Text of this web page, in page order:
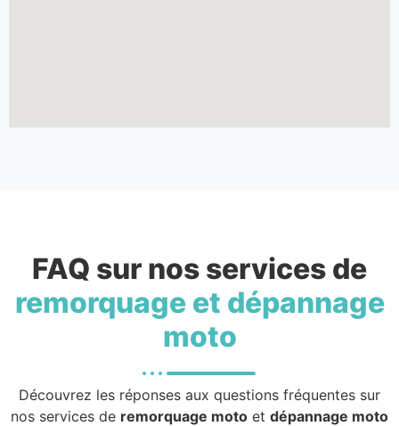
FAQ sur nos services de
remorquage et dépannage
moto
Découvrez les réponses aux questions fréquentes sur
nos services de remorquage moto et dépannage moto